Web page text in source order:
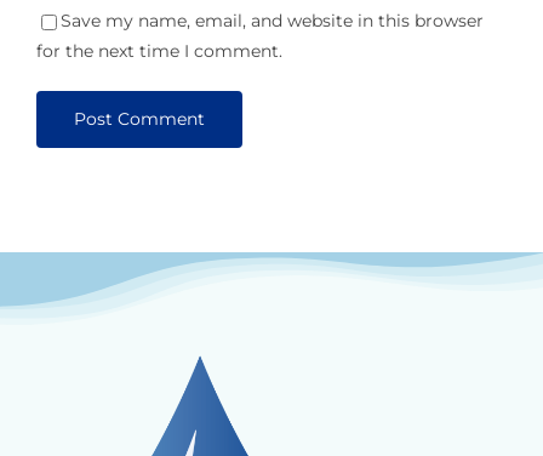
Save my name, email, and website in this browser
for the next time I comment.